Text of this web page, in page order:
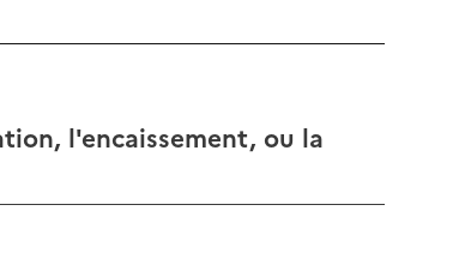
l'encaissement, ou la